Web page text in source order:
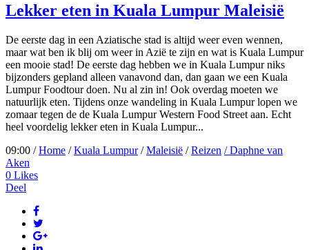
Lekker eten in Kuala Lumpur Maleisië
De eerste dag in een Aziatische stad is altijd weer even wennen,
maar wat ben ik blij om weer in Azië te zijn en wat is Kuala Lumpur
een mooie stad! De eerste dag hebben we in Kuala Lumpur niks
bijzonders gepland alleen vanavond dan, dan gaan we een Kuala
Lumpur Foodtour doen. Nu al zin in! Ook overdag moeten we
natuurlijk eten. Tijdens onze wandeling in Kuala Lumpur lopen we
zomaar tegen de de Kuala Lumpur Western Food Street aan. Echt
heel voordelig lekker eten in Kuala Lumpur...
09:00 /Home /Kuala Lumpur/Maleisië /Reizen / Daphne van
Aken
0 Likes
Deel